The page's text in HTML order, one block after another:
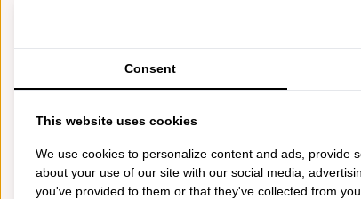
BADJAS GESCHIKT VOOR
heren(1)
geruit / geblokt(1)
fleece buitenzijde(1)
lichte badjas(1)
lengte 120 - 130 cm(1)
Consent
This website uses cookies
We use cookies to personalize content and ads, provide
about your use of our site with our social media,
you've provided to them or that they've collected from